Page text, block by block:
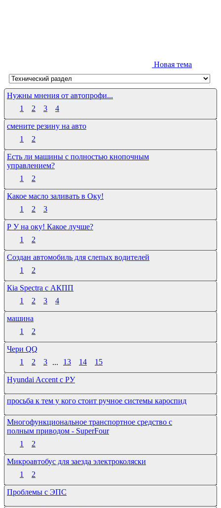
Новая тема
Нужны мнения от автопрофи...
1
2 3 4
смените резину на авто
1
2
Есть ли машины с полностью кнопочным
управлением?
1
2
Какое масло заливать в Оку!
1
2 3
Р У на оку! Какое лучше?
1
2
Создан автомобиль для слепых водителей
1
2
Кia Spectra с АКПП
1
2 3 4
машина
1
2
Чери QQ
1
2 3 ... 13 14 15
Hyundai Accent с РУ
просьба к тем у кого стоит ручное системы кароспид
Многофункциональное транспортное средство с
полным приводом - SuperFour
1
2
Микроавтобус для заезда электроколяски
1
2
Проблемы с ЭПС